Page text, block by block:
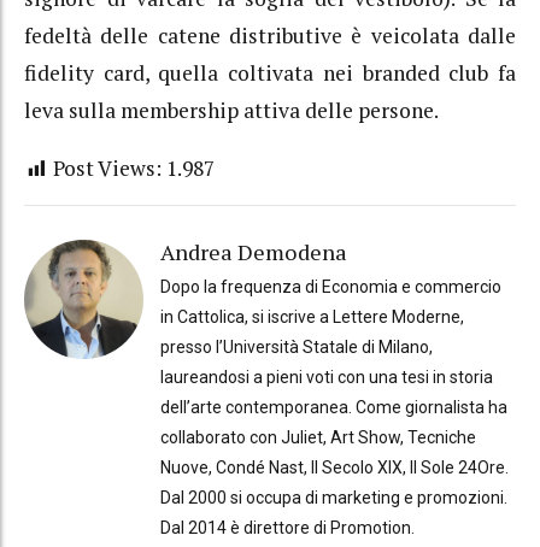
fedeltà delle catene distributive è veicolata dalle
fidelity card, quella coltivata nei branded club fa
leva sulla membership attiva delle persone.
Post Views: 1.987
Andrea Demodena
Dopo la frequenza di Economia e commercio
in Cattolica, si iscrive a Lettere Moderne,
presso l’Università Statale di Milano,
laureandosi a pieni voti con una tesi in storia
dell’arte contemporanea. Come giornalista ha
collaborato con Juliet, Art Show, Tecniche
Nuove, Condé Nast, Il Secolo XIX, Il Sole 24Ore.
Dal 2000 si occupa di marketing e promozioni.
Dal 2014 è direttore di Promotion.